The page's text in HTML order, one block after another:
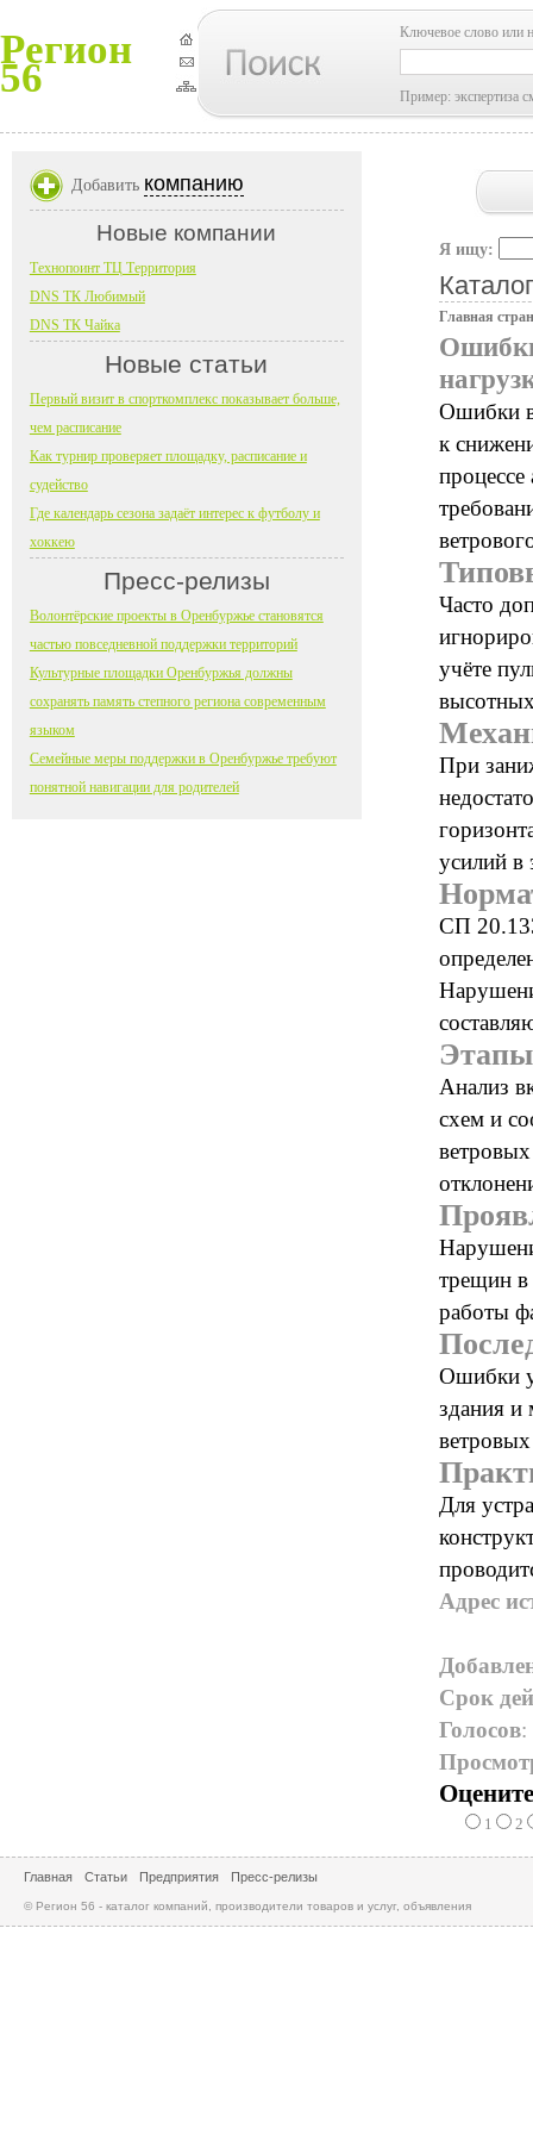
Регион
56
Ключевое слово или
Пример: экспертиза
Я ищу:
Главная
Ошибки в
к
Часто
учёте
При
усилий в
СП
Анализ
схем и
трещин в
работы
Ошибки
здания и
Для
Адрес
Срок
Голосов:
1 2
Добавить компанию
Новые компании
Технопоинт ТЦ Территория
DNS ТК Любимый
DNS ТК Чайка
Новые статьи
Первый визит в спорткомплекс показывает больше,
чем расписание
Как турнир проверяет площадку, расписание и
судейство
Где календарь сезона задаёт интерес к футболу и
хоккею
Пресс-релизы
Волонтёрские проекты в Оренбуржье становятся
частью повседневной поддержки территорий
Культурные площадки Оренбуржья должны
сохранять память степного региона современным
языком
Семейные меры поддержки в Оренбуржье требуют
понятной навигации для родителей
Главная Статьи Предприятия Пресс-релизы
© Регион 56 - каталог компаний, производители товаров и услуг, объявления